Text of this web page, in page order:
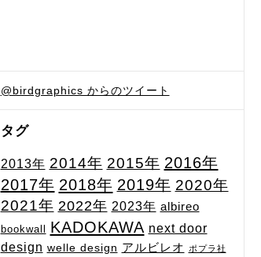
@birdgraphics からのツイート
タグ
2013年 2014年 2015年 2016年
2017年 2018年 2019年 2020年
2021年 2022年 2023年 albireo
bookwall KADOKAWA next door
design welle design アルビレオ ポプラ社